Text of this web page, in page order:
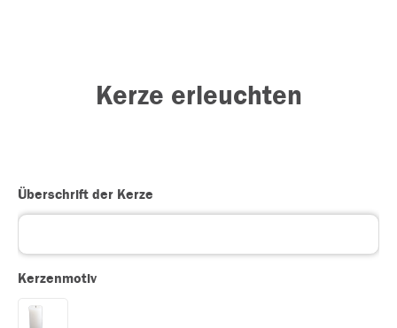
Kerze erleuchten
Überschrift der Kerze
Kerzenmotiv